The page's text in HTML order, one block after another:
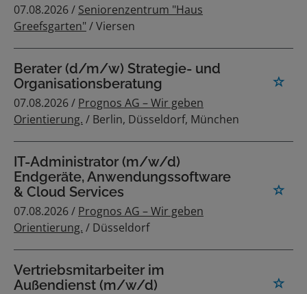
07.08.2026 / Seniorenzentrum "Haus
Greefsgarten"/ Viersen
Berater (d/m/w) Strategie- und
Organisationsberatung
07.08.2026 / Prognos AG – Wir geben
Orientierung. / Berlin, Düsseldorf, München
IT-Administrator (m/w/d)
Endgeräte, Anwendungssoftware
& Cloud Services
07.08.2026 / Prognos AG – Wir geben
Orientierung. / Düsseldorf
Vertriebsmitarbeiter im
Außendienst (m/w/d)